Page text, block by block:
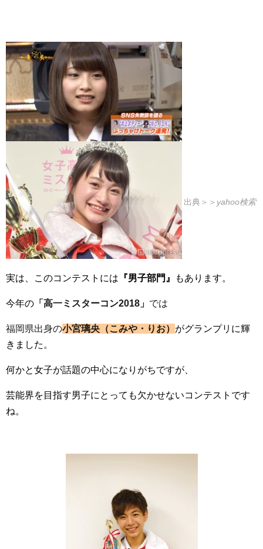
出典＞＞ yahoo検索
実は、このコンテストには 『男子部門』 もあります。
今年の 「高一ミスターコン2018」 では
福岡県出身の小宮璃央（こみや・りお） がグランプリに輝
きました。
何かと女子が話題の中心になりがちですが、
芸能界を目指す男子にとっても欠かせないコンテストです
ね。